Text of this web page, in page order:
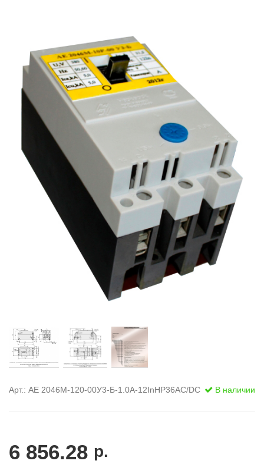
Стремянки с
Стремянки с
опорой
Ширмы
РЗА (шторы)
Штендеры
Щиты
диэлектрические
Арт.: АЕ 2046М-120-00У3-Б-1.0А-12InНР36AC/DC В наличии
6 856.28 р.